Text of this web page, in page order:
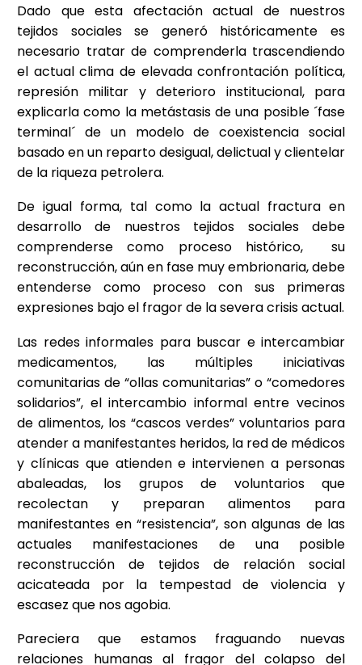
Dado que esta afectación actual de nuestros
tejidos sociales se generó históricamente es
necesario tratar de comprenderla trascendiendo
el actual clima de elevada confrontación política,
represión militar y deterioro institucional, para
explicarla como la metástasis de una posible ´fase
terminal´ de un modelo de coexistencia social
basado en un reparto desigual, delictual y clientelar
de la riqueza petrolera.
De igual forma, tal como la actual fractura en
desarrollo de nuestros tejidos sociales debe
comprenderse como proceso histórico, su
reconstrucción, aún en fase muy embrionaria, debe
entenderse como proceso con sus primeras
expresiones bajo el fragor de la severa crisis actual.
Las redes informales para buscar e intercambiar
medicamentos, las múltiples iniciativas
comunitarias de “ollas comunitarias” o “comedores
solidarios”, el intercambio informal entre vecinos
de alimentos, los “cascos verdes” voluntarios para
atender a manifestantes heridos, la red de médicos
y clínicas que atienden e intervienen a personas
abaleadas, los grupos de voluntarios que
recolectan y preparan alimentos para
manifestantes en “resistencia”, son algunas de las
actuales manifestaciones de una posible
reconstrucción de tejidos de relación social
acicateada por la tempestad de violencia y
escasez que nos agobia.
Pareciera que estamos fraguando nuevas
relaciones humanas al fragor del colapso del